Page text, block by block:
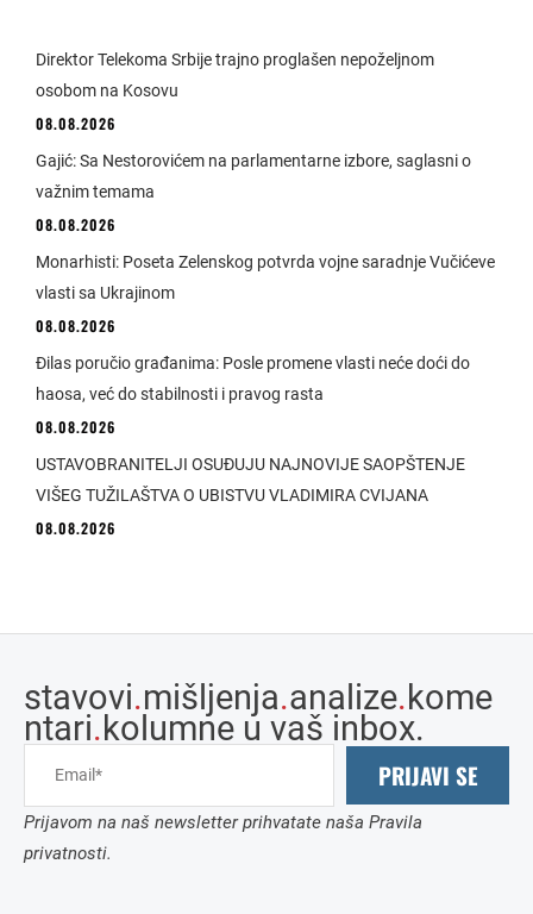
Direktor Telekoma Srbije trajno proglašen nepoželjnom
osobom na Kosovu
08.08.2026
Gajić: Sa Nestorovićem na parlamentarne izbore, saglasni o
važnim temama
08.08.2026
Monarhisti: Poseta Zelenskog potvrda vojne saradnje Vučićeve
vlasti sa Ukrajinom
08.08.2026
Đilas poručio građanima: Posle promene vlasti neće doći do
haosa, već do stabilnosti i pravog rasta
08.08.2026
USTAVOBRANITELJI OSUĐUJU NAJNOVIJE SAOPŠTENJE
VIŠEG TUŽILAŠTVA O UBISTVU VLADIMIRA CVIJANA
08.08.2026
stavovi.mišljenja.analize.kome
ntari.kolumne u vaš inbox.
PRIJAVI SE
Prijavom na naš newsletter prihvatate naša Pravila
privatnosti.